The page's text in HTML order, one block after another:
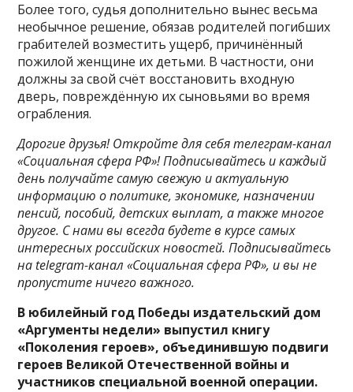
Более того, судья дополнительно вынес весьма
необычное решение, обязав родителей погибших
грабителей возместить ущерб, причинённый
пожилой женщине их детьми. В частности, они
должны за свой счёт восстановить входную
дверь, повреждённую их сыновьями во время
ограбления.
Дорогие друзья! Откройте для себя телеграм-канал
«Социальная сфера РФ»! Подписывайтесь и каждый
день получайте самую свежую и актуальную
информацию о политике, экономике, назначении
пенсий, пособий, детских выплат, а также многое
другое. С нами вы всегда будете в курсе самых
интересных российских новостей. Подписывайтесь
на telegram-канал «Социальная сфера РФ», и вы не
пропустите ничего важного.
В юбилейный год Победы издательский дом
«Аргументы недели» выпустил книгу
«Поколения героев», объединившую подвиги
героев Великой Отечественной войны и
участников специальной военной операции.